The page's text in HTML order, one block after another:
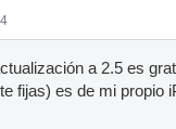
a 2.5 es
fijas) es de mi propio